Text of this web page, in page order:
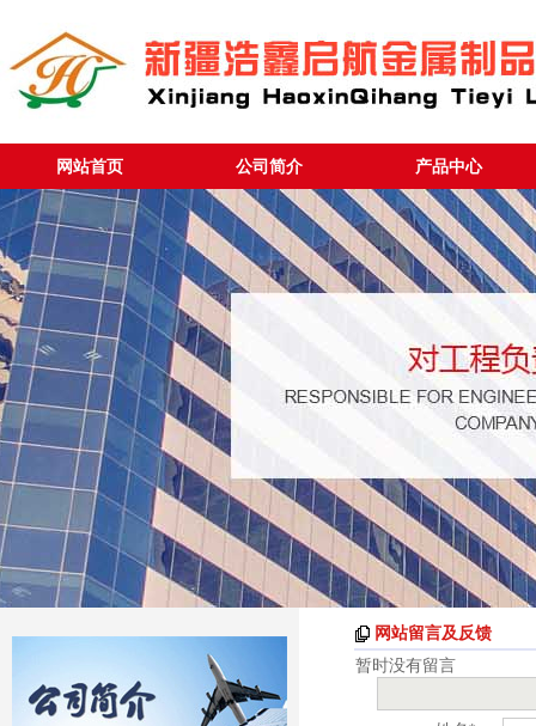
网站首页 公司简介 产品中心
网站留言及反馈
暂时没有留言